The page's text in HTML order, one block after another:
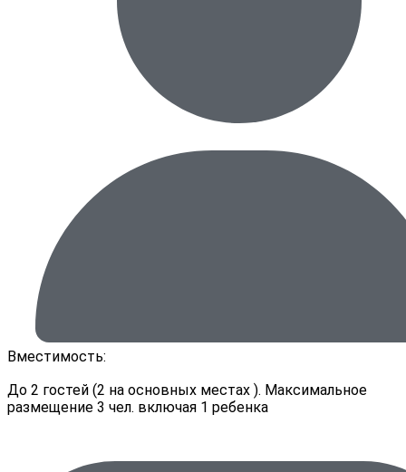
Вместимость:
До 2 гостей (2 на основных местах ). Максимальное
размещение 3 чел. включая 1 ребенка